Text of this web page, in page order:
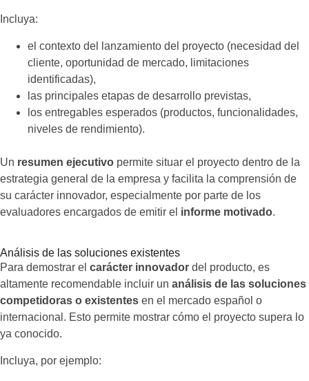
Incluya:
el contexto del lanzamiento del proyecto (necesidad del
cliente, oportunidad de mercado, limitaciones
identificadas),
las principales etapas de desarrollo previstas,
los entregables esperados (productos, funcionalidades,
niveles de rendimiento).
Un resumen ejecutivo permite situar el proyecto dentro de la
estrategia general de la empresa y facilita la comprensión de
su carácter innovador, especialmente por parte de los
evaluadores encargados de emitir el informe motivado.
Análisis de las soluciones existentes
Para demostrar el carácter innovador del producto, es
altamente recomendable incluir un análisis de las soluciones
competidoras o existentes en el mercado español o
internacional. Esto permite mostrar cómo el proyecto supera lo
ya conocido.
Incluya, por ejemplo: